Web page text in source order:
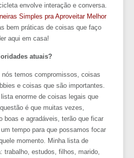
envolve interação e conversa.
Simples pra Aproveitar Melhor
bem práticas de coisas que faço
aqui em casa!
atuais?
nós temos compromissos, coisas
e coisas que são importantes.
enorme de coisas legais que
é que muitas vezes,
boas e agradáveis, terão que ficar
tempo para que possamos focar
momento. Minha lista de
trabalho, estudos, filhos, marido,